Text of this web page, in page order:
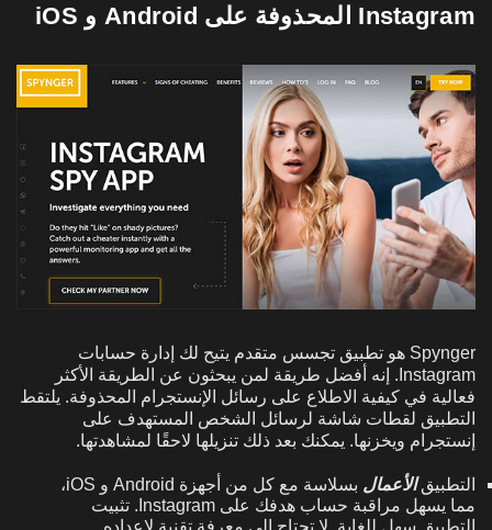
Instagram المحذوفة على Android و iOS
Spynger هو تطبيق تجسس متقدم يتيح لك إدارة حسابات
Instagram. إنه أفضل طريقة لمن يبحثون عن الطريقة الأكثر
فعالية في كيفية الاطلاع على رسائل الإنستجرام المحذوفة. يلتقط
التطبيق لقطات شاشة لرسائل الشخص المستهدف على
إنستجرام ويخزنها. يمكنك بعد ذلك تنزيلها لاحقًا لمشاهدتها.
التطبيقالأعمال
بسلاسة مع كل من أجهزة Android و iOS،
مما يسهل مراقبة حساب هدفك على Instagram. تثبيت
التطبيق سهل للغاية. لا تحتاج إلى معرفة تقنية لإعداده.